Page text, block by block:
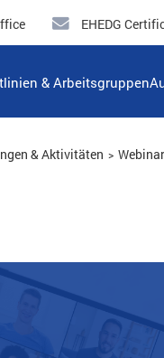
EHEDG
& Arbeitsgruppen
& Aktivitäten